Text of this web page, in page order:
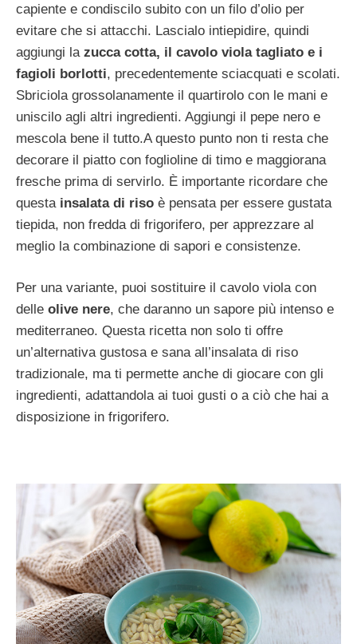
capiente e condiscilo subito con un filo d’olio per
evitare che si attacchi. Lascialo intiepidire, quindi
aggiungi la zucca cotta, il cavolo viola tagliato e i
fagioli borlotti, precedentemente sciacquati e scolati.
Sbriciola grossolanamente il quartirolo con le mani e
uniscilo agli altri ingredienti. Aggiungi il pepe nero e
mescola bene il tutto.A questo punto non ti resta che
decorare il piatto con foglioline di timo e maggiorana
fresche prima di servirlo. È importante ricordare che
questa insalata di riso è pensata per essere gustata
tiepida, non fredda di frigorifero, per apprezzare al
meglio la combinazione di sapori e consistenze.
Per una variante, puoi sostituire il cavolo viola con
delle olive nere, che daranno un sapore più intenso e
mediterraneo. Questa ricetta non solo ti offre
un’alternativa gustosa e sana all’insalata di riso
tradizionale, ma ti permette anche di giocare con gli
ingredienti, adattandola ai tuoi gusti o a ciò che hai a
disposizione in frigorifero.